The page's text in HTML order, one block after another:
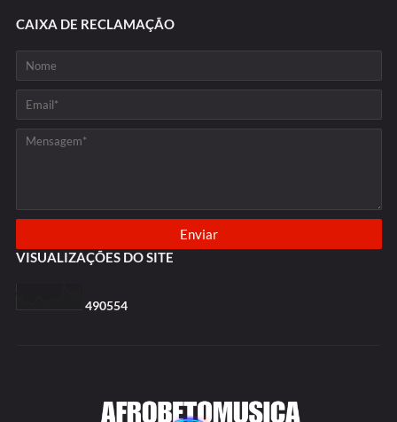
CAIXA DE RECLAMAÇÃO
VISUALIZAÇÕES DO SITE
490554